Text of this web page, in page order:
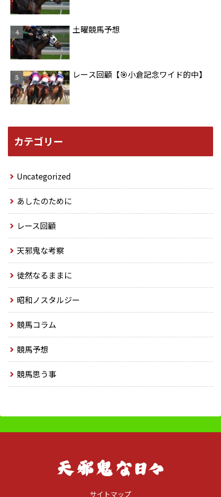
土曜競馬予想
レース回顧【🎯小倉記念ワイド的中】
カテゴリー
Uncategorized
あしたのために
レース回顧
天邪鬼な考察
徒然なるままに
昭和ノスタルジー
競馬コラム
競馬予想
競馬思う事
サイトマップ